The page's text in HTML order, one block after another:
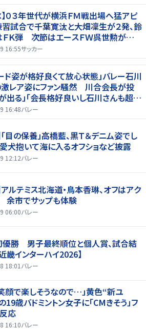
】０３年世代が横浜ＦＭ戦出場へ猛アピ
試合で千葉寛汰と大畑凜生が２発、鈴
Ｋ弾 次節はエースＦＷ呉世勲が出
16:55サッカー
ド姿が格好良くて放心状態」バレー石川
レア姿にファン騒然 川合会長が投
出る」「会長格好良いし石川さんも超格
16:48バレー
「目の保養」高橋藍、黒Ｔ＆デニム姿でし
犬抱いて海に入るオフショなど披露
12:12バレー
アルテミス北海道・鳥本香琳、オフはアク
余市でサップも体験
06:00バレー
勝 男子最終順位と個人賞、試合結
畿インターハイ2026】
18:01 バレー
顔で楽しそうなので…」黄色“新ユ
19歳バドミントン女子に「CMきそう」フ
応
16:10バレー